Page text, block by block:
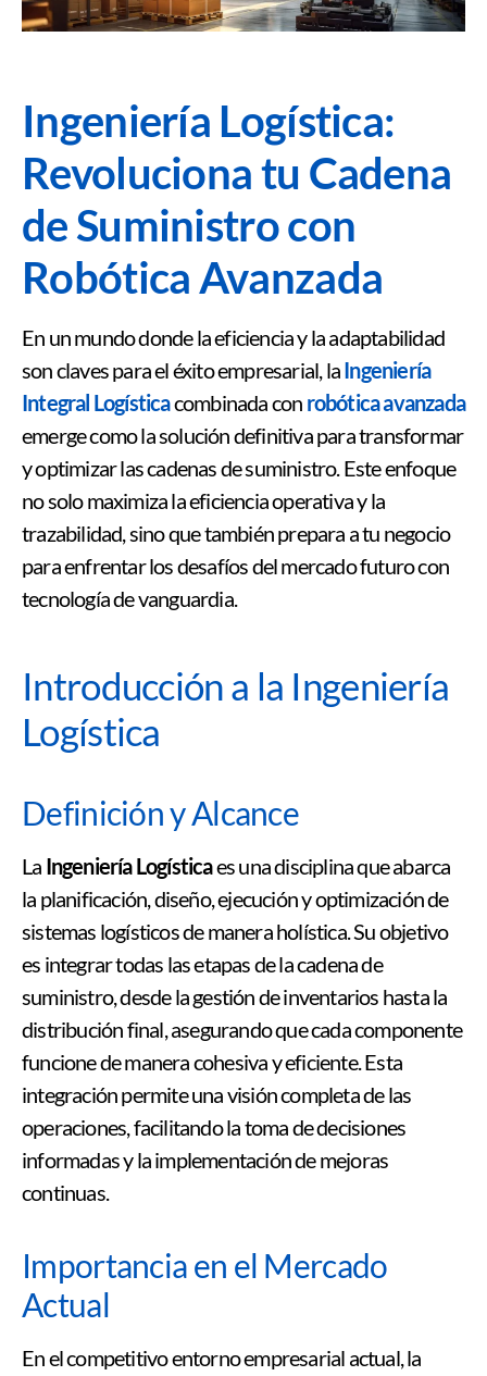
Ingeniería Logística:
Revoluciona tu Cadena
de Suministro con
Robótica Avanzada
En un mundo donde la eficiencia y la adaptabilidad
son claves para el éxito empresarial, laIngeniería
Integral Logísticacombinada con robótica avanzada
emerge como la solución definitiva para transformar
y optimizar las cadenas de suministro. Este enfoque
no solo maximiza la eficiencia operativa y la
trazabilidad, sino que también prepara a tu negocio
para enfrentar los desafíos del mercado futuro con
tecnología de vanguardia.
Introducción a la Ingeniería
Logística
Definición y Alcance
La Ingeniería Logísticaes una disciplina que abarca
la planificación, diseño, ejecución y optimización de
sistemas logísticos de manera holística. Su objetivo
es integrar todas las etapas de la cadena de
suministro, desde la gestión de inventarios hasta la
distribución final, asegurando que cada componente
funcione de manera cohesiva y eficiente. Esta
integración permite una visión completa de las
operaciones, facilitando la toma de decisiones
informadas y la implementación de mejoras
continuas.
Importancia en el Mercado
Actual
En el competitivo entorno empresarial actual, la